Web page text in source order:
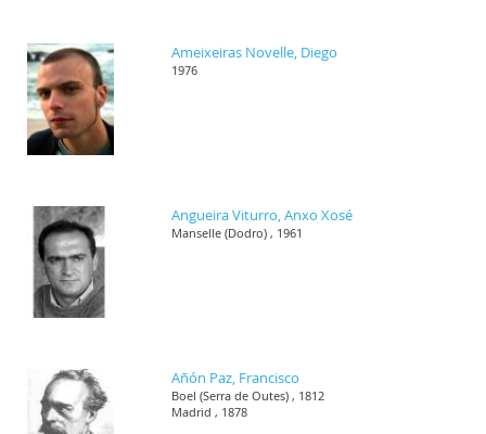
Ameixeiras Novelle, Diego
1976
Angueira Viturro, Anxo Xosé
Manselle (Dodro) , 1961
Añón Paz, Francisco
Boel (Serra de Outes) , 1812
Madrid , 1878